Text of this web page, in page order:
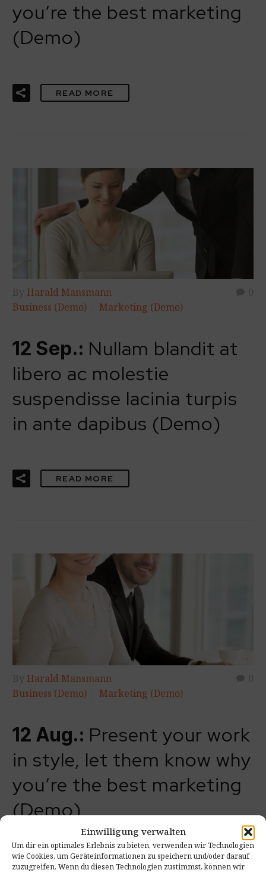
Einwilligung verwalten
Um dir ein optimales Erlebnis zu bieten, verwenden wir Technologien
wie Cookies, um Geräteinformationen zu speichern und/oder darauf
zuzugreifen. Wenn du diesen Technologien zustimmst, können wir
you’re the best marketing
(Demo)
READ MORE
Harald Mansmann
Business (Demo)
Marketing (Demo)
12 Sep.: Nullam blandit at
libero ac molestie
suspendisse lacinia turpis
in ante dapibus (Demo)
READ MORE
Harald Mansmann
Business (Demo)
Marketing (Demo)
12 Aug.: Present your work
in style, let them know why
you’re the best marketing
(Demo)
READ MORE